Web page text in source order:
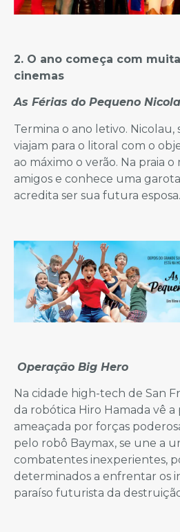
2. O ano começa com
cinemas
As Férias do Pequeno
Termina o ano letivo. Nicolau,
viajam para o litoral com o
ao máximo o verão. Na praia
amigos e conhece uma
acredita ser sua futura esposa.
Operação Big Hero
Na cidade high-tech de San
da robótica Hiro Hamada vê a
ameaçada por forças
pelo robô Baymax, se une a
combatentes inexperientes,
determinados a enfrentar os
paraíso futurista da